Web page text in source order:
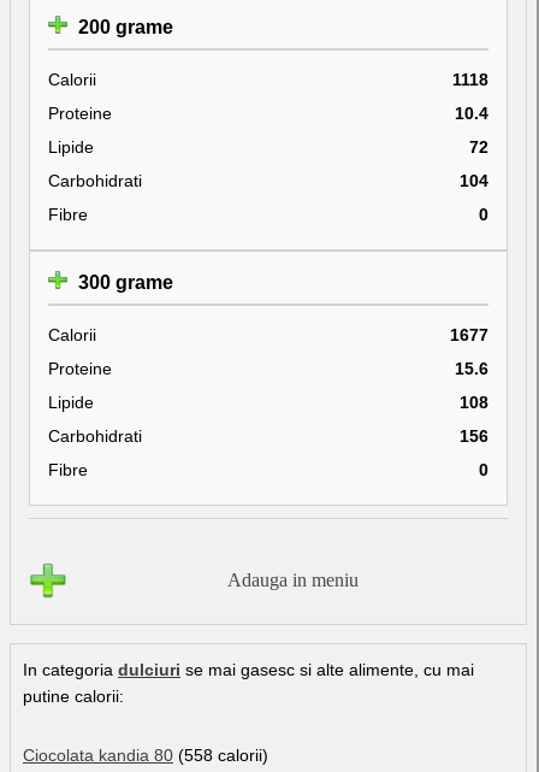
200 grame
Calorii
1118
Proteine
10.4
Lipide
72
Carbohidrati
104
Fibre
0
300 grame
Calorii
1677
Proteine
15.6
Lipide
108
Carbohidrati
156
Fibre
0
Adauga in meniu
In categoria dulciuri se mai gasesc si alte alimente, cu mai
putine calorii:
Ciocolata kandia 80 (558 calorii)